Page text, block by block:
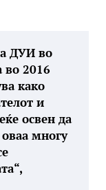
ДУИ во
во 2016
како
и
освен да
многу